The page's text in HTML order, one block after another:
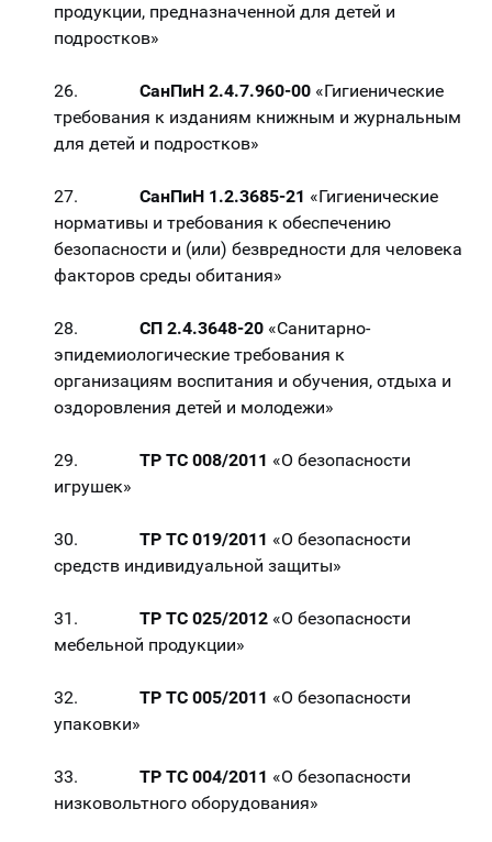
продукции, предназначенной для детей и
подростков»
26. СанПиН 2.4.7.960-00 «Гигиенические
требования к изданиям книжным и журнальным
для детей и подростков»
27. СанПиН 1.2.3685-21 «Гигиенические
нормативы и требования к обеспечению
безопасности и (или) безвредности для человека
факторов среды обитания»
28. СП 2.4.3648-20 «Санитарно-
эпидемиологические требования к
организациям воспитания и обучения, отдыха и
оздоровления детей и молодежи»
29. ТР ТС 008/2011 «О безопасности
игрушек»
30. ТР ТС 019/2011 «О безопасности
средств индивидуальной защиты»
31. ТР ТС 025/2012 «О безопасности
мебельной продукции»
32. ТР ТС 005/2011 «О безопасности
упаковки»
33. ТР ТС 004/2011 «О безопасности
низковольтного оборудования»